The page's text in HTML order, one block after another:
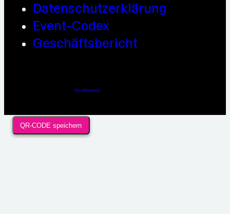
Datenschutzerklärung
Event-Codex
Geschäftsbericht
https://linkup.design
QR-CODE speichern